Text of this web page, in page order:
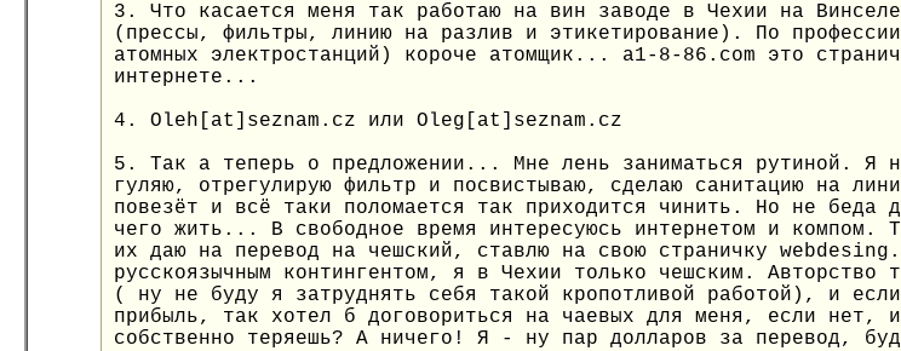
3. Что касается меня так работаю на вин заводе в Чехии на
(прессы, фильтры, линию на разлив и этикетирование). По
атомных электростанций) короче атомщик... a1-8-86.com это
интернете...
4. Oleh[at]seznam.cz или Oleg[at]seznam.cz
5. Так а теперь о предложении... Мне лень заниматься рутиной. Я
гуляю, отрегулирую фильтр и посвистываю, сделаю санитацию на
повезёт и всё таки поломается так приходится чинить. Но не
чего жить... В свободное время интересуюсь интернетом и
их даю на перевод на чешский, ставлю на свою страничку
русскоязычным контингентом, я в Чехии только чешским. Авторство
( ну не буду я затруднять себя такой кропотливой работой), и
прибыль, так хотел б договориться на чаевых для меня, если нет,
собственно теряешь? А ничего! Я - ну пар долларов за перевод,